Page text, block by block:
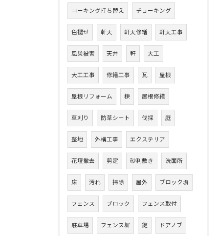
コーキング打ち替え チョーキング
色褪せ 軒天 軒天修繕 軒天工事
風災被害 天井 軒 大工
大工工事 修繕工事 瓦 屋根
屋根リフォーム 棟 屋根修繕
草刈り 防草シート 伐採 庭
整地 外構工事 エクステリア
花壇撤去 剪定 砂利敷き 洗面所
床 汚れ 掃除 屋外 ブロック塀
フェンス ブロック フェンス取付
駐車場 フェンス塀 鍵 ドアノブ